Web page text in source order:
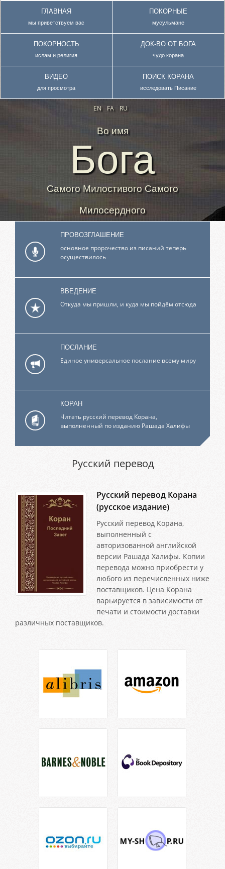
ГЛАВНАЯ
мы приветствуем вас
ПОКОРНЫЕ
мусульмане
ПОКОРНОСТЬ
ислам и религия
ДОК-ВО ОТ БОГА
чудо корана
ВИДЕО
для просмотра
ПОИСК КОРАНА
исследовать Писание
EN FA RU
Во имя
Бога
Самого Милостивого Самого
Милосердного
ПРОВОЗГЛАШЕНИЕ
основное пророчество из писаний теперь
осуществилось
ВВЕДЕНИЕ
Откуда мы пришли, и куда мы пойдём отсюда
ПОСЛАНИЕ
Единое универсальное послание всему миру
КОРАН
Читать русский перевод Корана,
выполненный по изданию Рашада Халифы
Русский перевод
Русский перевод Корана
(русское издание)
Русский перевод Корана,
выполненный с
авторизованной английской
версии Рашада Халифы. Копии
перевода можно приобрести у
любого из перечисленных ниже
поставщиков. Цена Корана
варьируется в зависимости от
печати и стоимости доставки
различных поставщиков.